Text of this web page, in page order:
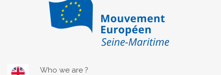
Who we are ?